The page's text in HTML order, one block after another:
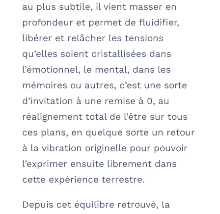
au plus subtile, il vient masser en
profondeur et permet de fluidifier,
libérer et relâcher les tensions
qu’elles soient cristallisées dans
l’émotionnel, le mental, dans les
mémoires ou autres, c’est une sorte
d’invitation à une remise à 0, au
réalignement total de l’être sur tous
ces plans, en quelque sorte un retour
à la vibration originelle pour pouvoir
l’exprimer ensuite librement dans
cette expérience terrestre.
Depuis cet équilibre retrouvé, la